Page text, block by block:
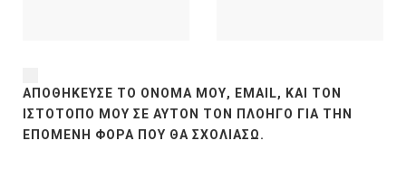
ΑΠΟΘΉΚΕΥΣΕ ΤΟ ΌΝΟΜΆ ΜΟΥ, EMAIL, ΚΑΙ ΤΟΝ
ΙΣΤΌΤΟΠΟ ΜΟΥ ΣΕ ΑΥΤΌΝ ΤΟΝ ΠΛΟΗΓΌ ΓΙΑ ΤΗΝ
ΕΠΌΜΕΝΗ ΦΟΡΆ ΠΟΥ ΘΑ ΣΧΟΛΙΆΣΩ.